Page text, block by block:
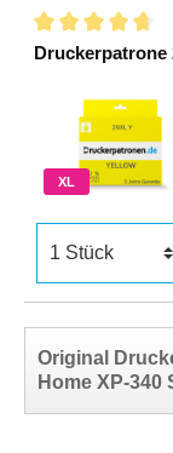
XL
Original
Home XP-340